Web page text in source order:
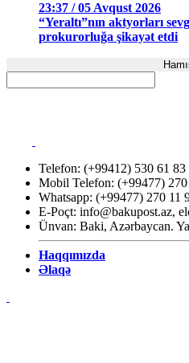
23:37 / 05 Avqust 2026
“Yeraltı”nın aktyorları
prokurorluğa şikayət etdi
Telefon: (+99412) 530 61 83
Mobil Telefon: (+99477) 270
Whatsapp: (+99477) 270 11
E-Poçt: info@bakupost.az,
Ünvan: Baki, Azərbaycan.
Haqqımızda
Əlaqə